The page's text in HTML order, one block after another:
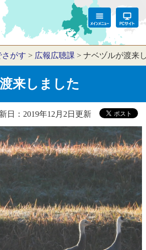
がす > 広報広聴課 > ナベヅルが渡来
来しました
日：2019年12月2日更新